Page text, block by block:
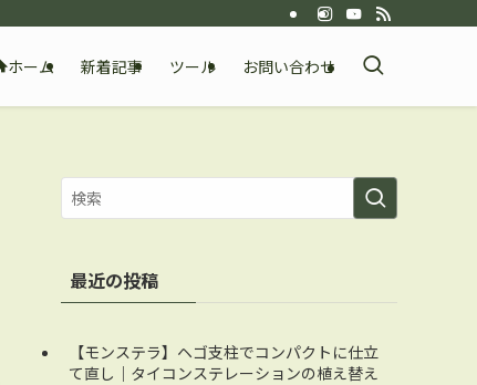
ホーム 新着記事 ツール お問い合わせ
最近の投稿
【モンステラ】ヘゴ支柱でコンパクトに仕立
て直し｜タイコンステレーションの植え替え